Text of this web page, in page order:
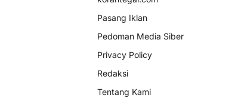
Pasang Iklan
Pedoman Media Siber
Privacy Policy
Redaksi
Tentang Kami